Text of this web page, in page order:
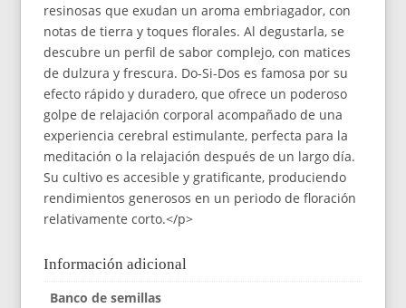
resinosas que exudan un aroma embriagador, con
notas de tierra y toques florales. Al degustarla, se
descubre un perfil de sabor complejo, con matices
de dulzura y frescura. Do-Si-Dos es famosa por su
efecto rápido y duradero, que ofrece un poderoso
golpe de relajación corporal acompañado de una
experiencia cerebral estimulante, perfecta para la
meditación o la relajación después de un largo día.
Su cultivo es accesible y gratificante, produciendo
rendimientos generosos en un periodo de floración
relativamente corto.</p>
Información adicional
Banco de semillas